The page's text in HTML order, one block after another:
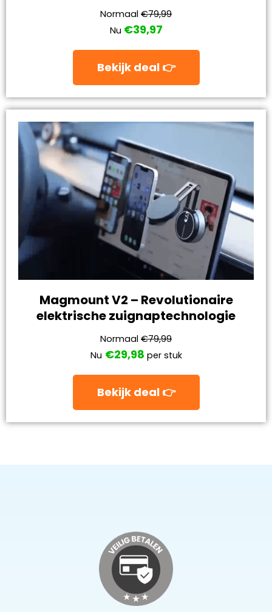
Normaal €79,99
Nu €39,97
Bekijk deal 👉
Magmount V2 – Revolutionaire
elektrische zuignaptechnologie
Normaal €79,99
Nu €29,98 per stuk
Bekijk deal 👉